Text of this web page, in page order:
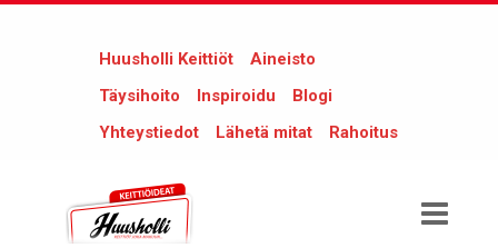
Huusholli Keittiöt
Aineisto
Täysihoito
Inspiroidu
Blogi
Yhteystiedot
Lähetä mitat Rahoitus